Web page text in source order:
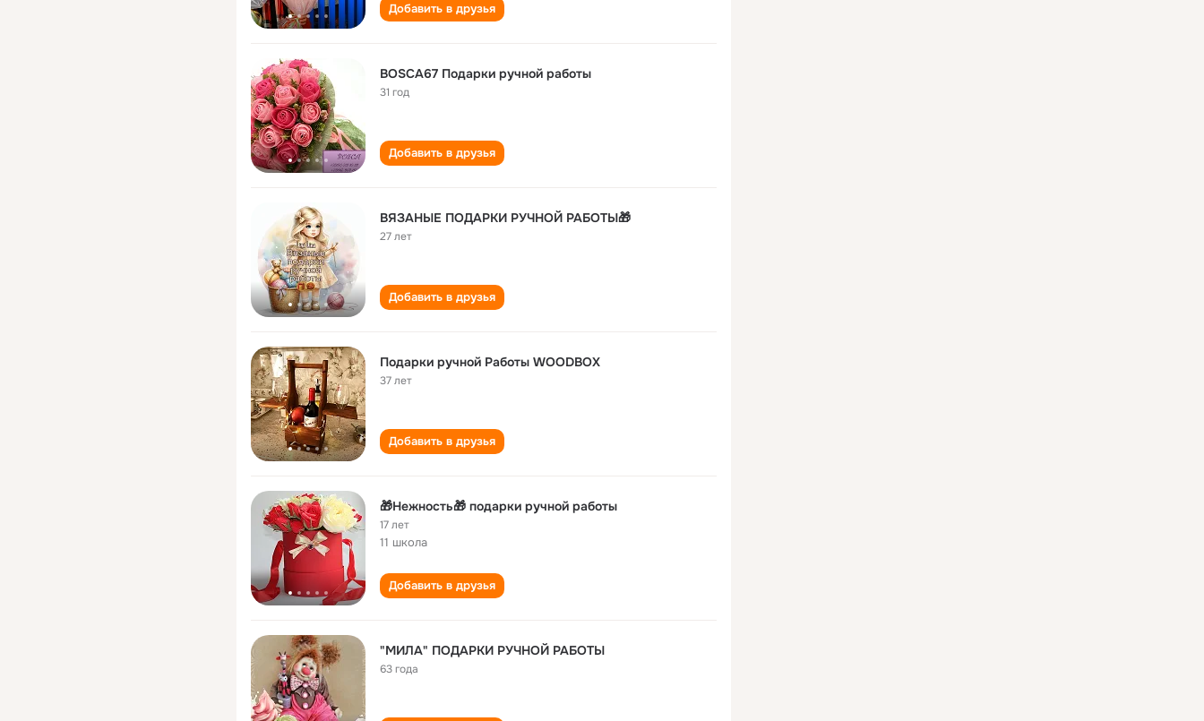
Добавить в друзья
BOSCA67 Подарки ручной работы
31 год
Добавить в друзья
ВЯЗАНЫЕ ПОДАРКИ РУЧНОЙ РАБОТЫ🎁
27 лет
Добавить в друзья
Подарки ручной Работы WOODBOX
37 лет
Добавить в друзья
🎁Нежность🎁 подарки ручной работы
17 лет
11 школа
Добавить в друзья
"МИЛА" ПОДАРКИ РУЧНОЙ РАБОТЫ
63 года